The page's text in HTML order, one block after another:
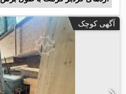
آگهی کوچک